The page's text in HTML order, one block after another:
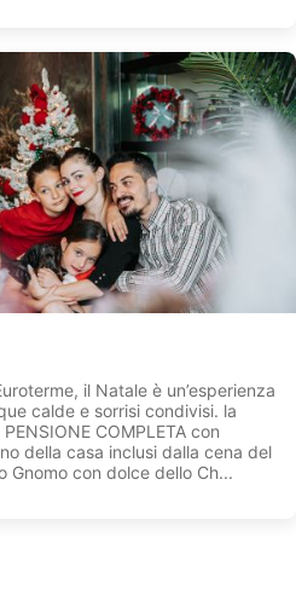
il Natale è un’esperienza
calde e sorrisi condivisi. la
COMPLETA con
della casa inclusi dalla cena del
con dolce dello Ch...